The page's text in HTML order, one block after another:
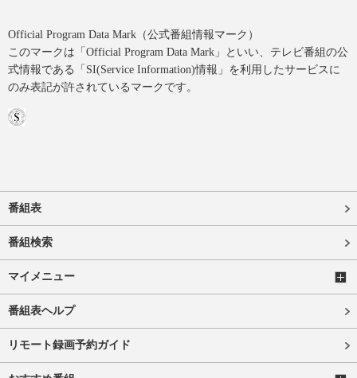
Official Program Data Mark（公式番組情報マーク）
このマークは「Official Program Data Mark」といい、テレビ番組の公
式情報である「SI(Service Information)情報」を利用したサービスに
のみ表記が許されているマークです。
番組表
番組検索
マイメニュー
番組表ヘルプ
リモート録画予約ガイド